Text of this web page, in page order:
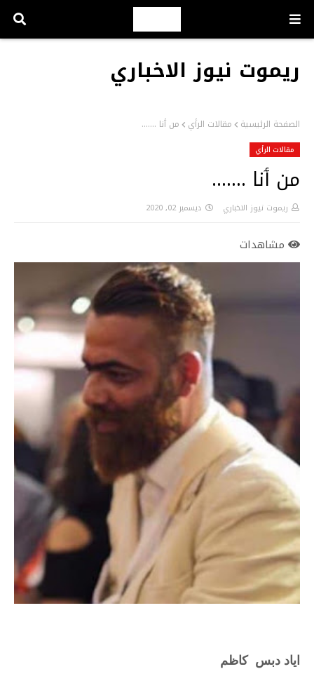
ريموت نيوز الاخباري
الصفحة الرئيسية مقالات الرأي من ٲنا .......
مقالات الرأي
من ٲنا .......
ريموت نيوز الاخباري ديسمبر 02, 2020
مشاهدات
ایاد دبس کاظم